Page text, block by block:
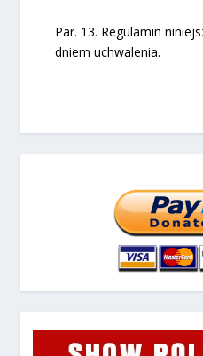
Par. 13. Regulamin
dniem uchwalenia.